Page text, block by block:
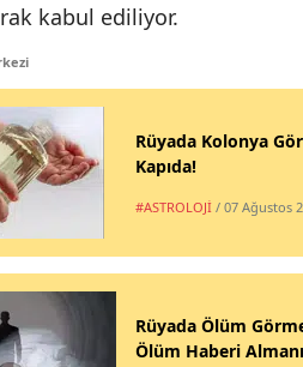
kabul ediliyor.
Rüyada Kolonya
Kapıda!
#ASTROLOJİ / 07 Ağustos
Rüyada Ölüm
Ölüm Haberi